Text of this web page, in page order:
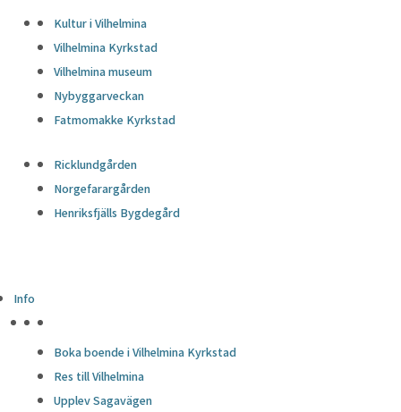
Kultur i Vilhelmina
Vilhelmina Kyrkstad
Vilhelmina museum
Nybyggarveckan
Fatmomakke Kyrkstad
Ricklundgården
Norgefarargården
Henriksfjälls Bygdegård
Info
Boka boende i Vilhelmina Kyrkstad
Res till Vilhelmina
Upplev Sagavägen